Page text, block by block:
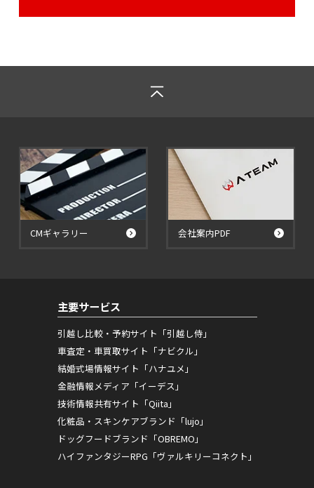
CMギャラリー 会社案内PDF
主要サービス
引越し比較・予約サイト「引越し侍」
車査定・車買取サイト「ナビクル」
結婚式場情報サイト「ハナユメ」
金融情報メディア「イーデス」
技術情報共有サイト「Qiita」
化粧品・スキンケアブランド「lujo」
ドッグフードブランド「OBREMO」
ハイファンタジーRPG「ヴァルキリーコネクト」